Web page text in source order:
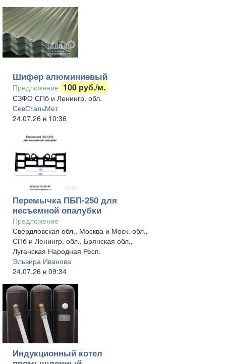
Шифер алюминиевый
Предложение 100 руб./м.
СЗФО СПб и Ленингр. обл.
СевСтальМет
24.07.26 в 10:36
Перемычка ПБП-250 для
несъемной опалубки
Предложение
Свердловская обл., Москва и Моск. обл.,
СПб и Ленингр. обл., Брянская обл.,
Луганская Народная Респ.
Эльвира Иванова
24.07.26 в 09:34
Индукционный котел